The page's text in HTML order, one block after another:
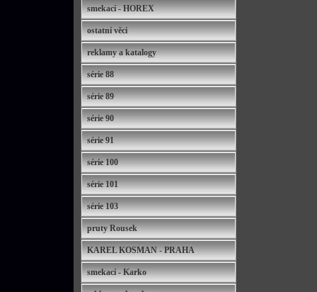
smekací - HOREX
ostatní věci
reklamy a katalogy
série 88
série 89
série 90
série 91
série 100
série 101
série 103
pruty Rousek
KAREL KOSMAN - PRAHA
smekací - Karko